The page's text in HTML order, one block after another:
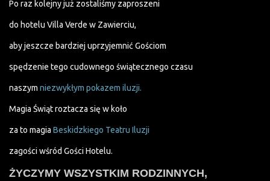
Po raz kolejny już zostaliśmy zaproszeni
do hotelu Villa Verde w Zawierciu,
aby jeszcze bardziej uprzyjemnić Gościom
spędzenie tego cudownego świątecznego czasu
naszym niezwykłym pokazem iluzji.
Magia Świąt roztacza się w koło
za to magia Beskidzkiego Teatru Iluzji
zagości wśród Gości Hotelu.
ŻYCZYMY WSZYSTKIM RODZINNYCH,